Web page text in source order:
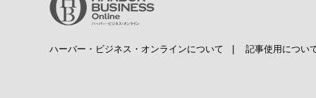
ハーバー・ビジネス・オンラインについて 記事使用につい